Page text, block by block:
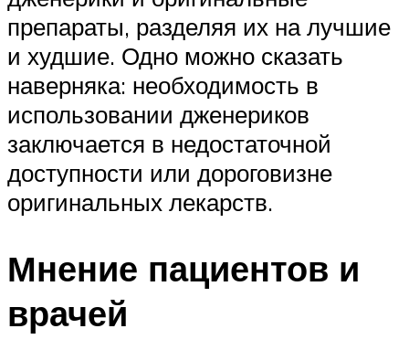
препараты, разделяя их на лучшие
и худшие. Одно можно сказать
наверняка: необходимость в
использовании дженериков
заключается в недостаточной
доступности или дороговизне
оригинальных лекарств.
Мнение пациентов и
врачей